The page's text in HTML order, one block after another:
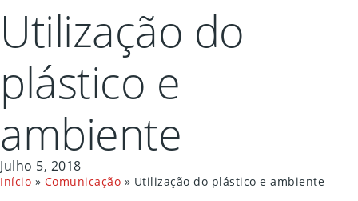
Utilização do
plástico e
ambiente
Julho 5, 2018
Início » Comunicação » Utilização do plástico e ambiente